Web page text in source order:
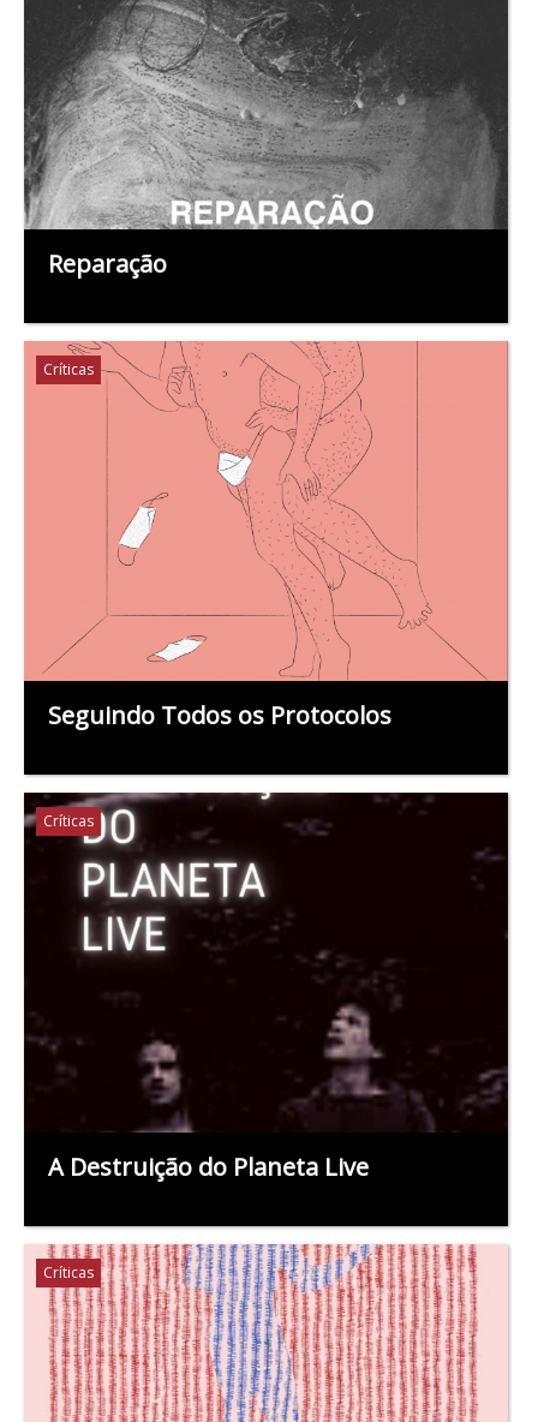
Reparação
Críticas
Seguindo Todos os Protocolos
Críticas
A Destruição do Planeta Live
Críticas